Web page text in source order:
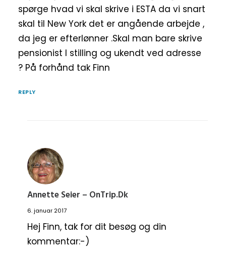
spørge hvad vi skal skrive i ESTA da vi snart
skal til New York det er angående arbejde ,
da jeg er efterlønner .Skal man bare skrive
pensionist I stilling og ukendt ved adresse
? På forhånd tak Finn
REPLY
Annette Seier – OnTrip.dk
6. januar 2017
Hej Finn, tak for dit besøg og din
kommentar:-)